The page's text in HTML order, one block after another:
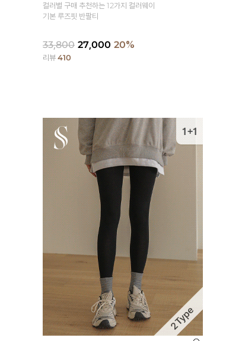
컬러별 구매 추천하는 12가지 컬러웨이
기본 루즈핏 반팔티
33,800 27,000 20%
리뷰 410